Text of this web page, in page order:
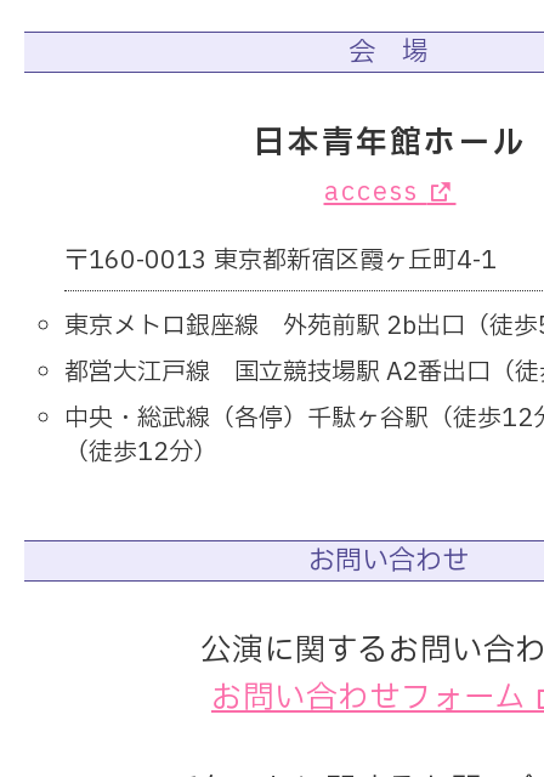
会 場
日本青年館ホール
access
〒160-0013 東京都新宿区霞ヶ丘町4-1
東京メトロ銀座線 外苑前駅 2b出口（徒
都営大江戸線 国立競技場駅 A2番出口（
中央・総武線（各停）千駄ヶ谷駅（徒歩12
（徒歩12分）
お問い合わせ
公演に関するお問い合
お問い合わせフォーム